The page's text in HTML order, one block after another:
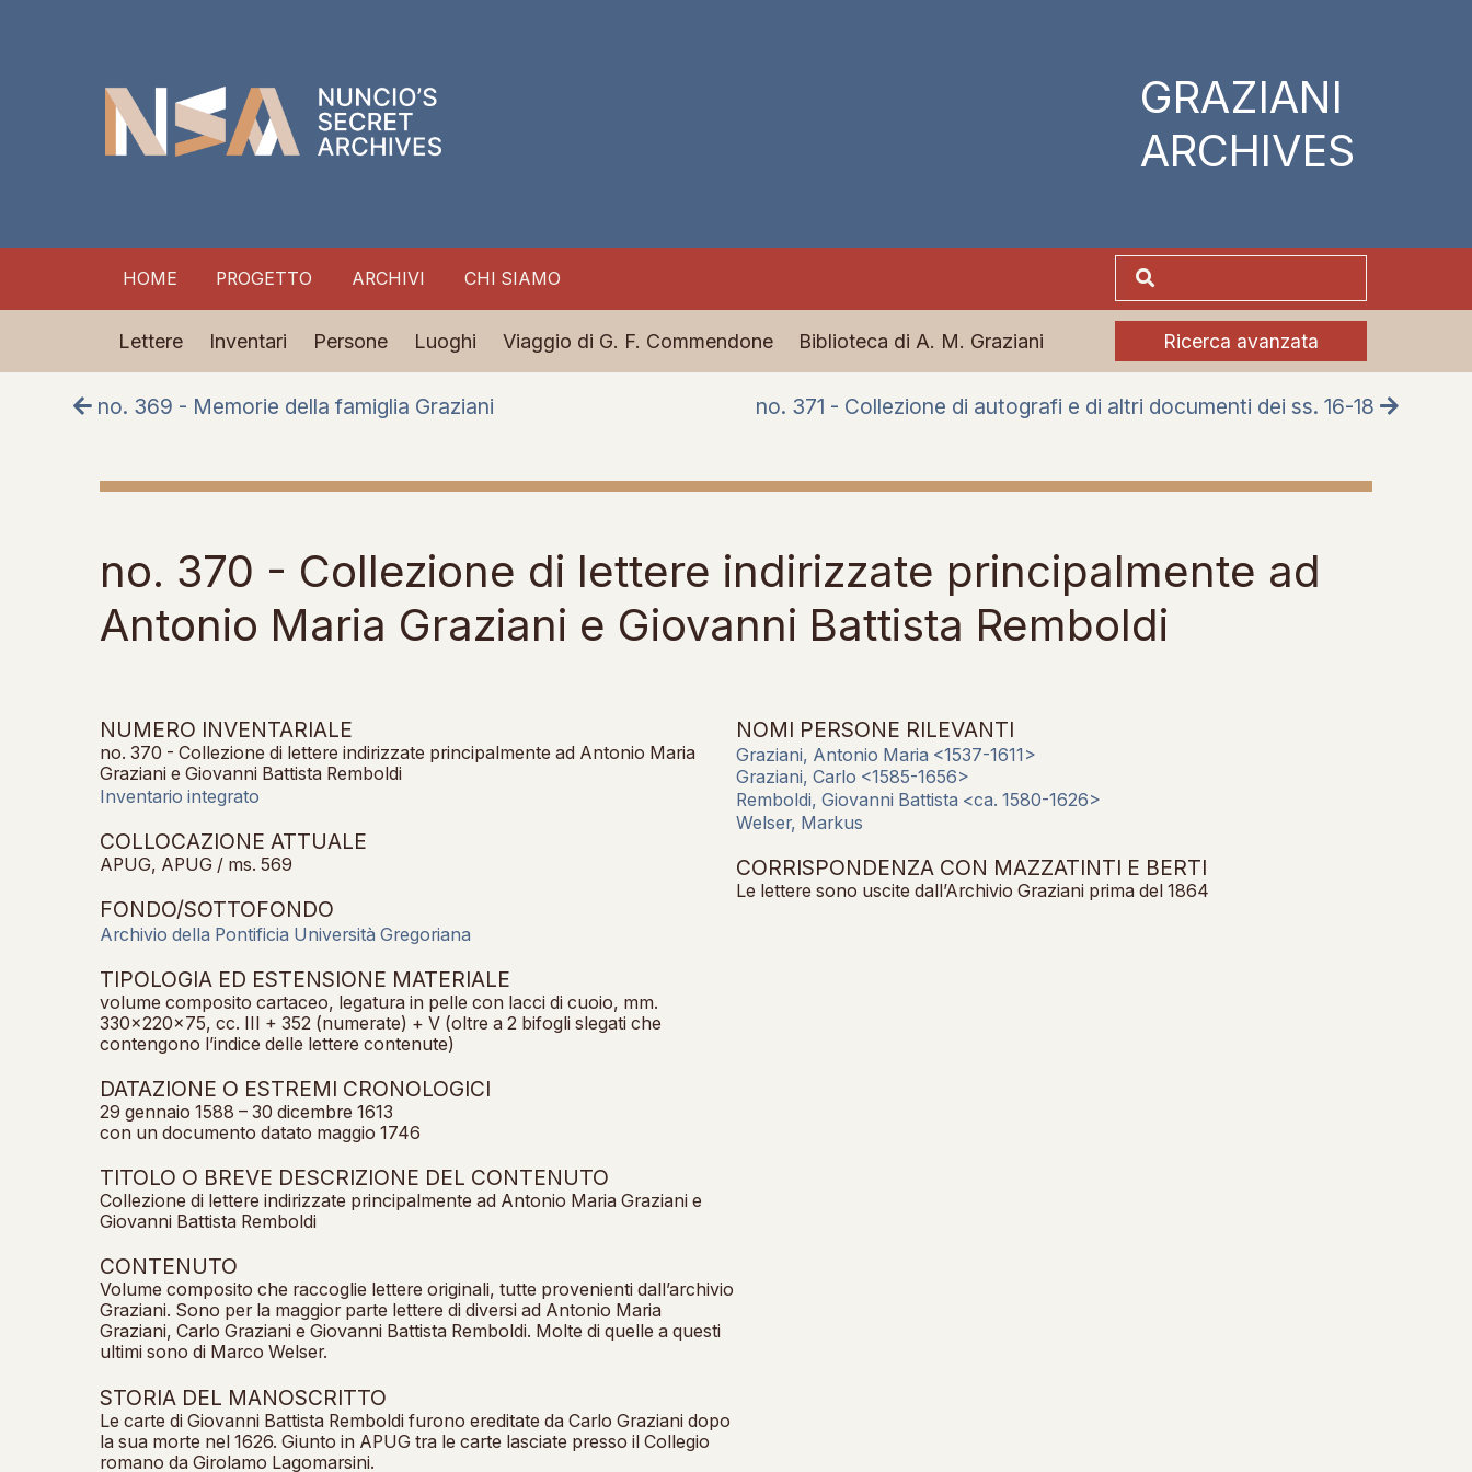
GRAZIANI
ARCHIVES
HOME PROGETTO ARCHIVI CHI SIAMO
Lettere Inventari Persone Luoghi Viaggio di G. F. Commendone Biblioteca di A. M. Graziani Ricerca avanzata
no. 369 - Memorie della famiglia Graziani no. 371 - Collezione di autografi e di altri documenti dei ss. 16-18
no. 370 - Collezione di lettere indirizzate principalmente ad
Antonio Maria Graziani e Giovanni Battista Remboldi
NUMERO INVENTARIALE
no. 370 - Collezione di lettere indirizzate principalmente ad Antonio Maria
Graziani e Giovanni Battista Remboldi
Inventario integrato
COLLOCAZIONE ATTUALE
APUG, APUG / ms. 569
FONDO/SOTTOFONDO
Archivio della Pontificia Università Gregoriana
TIPOLOGIA ED ESTENSIONE MATERIALE
volume composito cartaceo, legatura in pelle con lacci di cuoio, mm.
330x220x75, cc. III + 352 (numerate) + V (oltre a 2 bifogli slegati che
contengono l’indice delle lettere contenute)
DATAZIONE O ESTREMI CRONOLOGICI
29 gennaio 1588 – 30 dicembre 1613
con un documento datato maggio 1746
TITOLO O BREVE DESCRIZIONE DEL CONTENUTO
Collezione di lettere indirizzate principalmente ad Antonio Maria Graziani e
Giovanni Battista Remboldi
CONTENUTO
Volume composito che raccoglie lettere originali, tutte provenienti dall’archivio
Graziani. Sono per la maggior parte lettere di diversi ad Antonio Maria
Graziani, Carlo Graziani e Giovanni Battista Remboldi. Molte di quelle a questi
ultimi sono di Marco Welser.
STORIA DEL MANOSCRITTO
Le carte di Giovanni Battista Remboldi furono ereditate da Carlo Graziani dopo
la sua morte nel 1626. Giunto in APUG tra le carte lasciate presso il Collegio
romano da Girolamo Lagomarsini.
NOMI PERSONE RILEVANTI
Graziani, Antonio Maria <1537-1611>
Graziani, Carlo <1585-1656>
Remboldi, Giovanni Battista <ca. 1580-1626>
Welser, Markus
CORRISPONDENZA CON MAZZATINTI E BERTI
Le lettere sono uscite dall’Archivio Graziani prima del 1864